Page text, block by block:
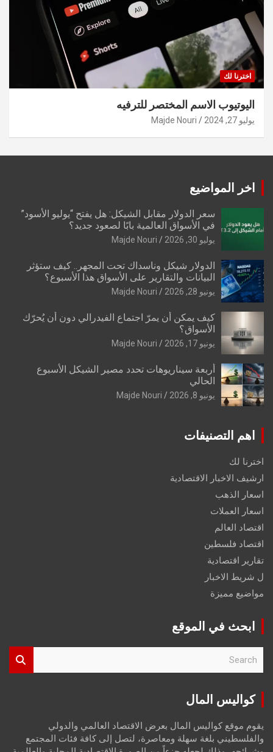
اخترنا لك
اليوتيوب الاسم المختصر للترفيه
يوليو 27, 2024 Majde Nouri
اخر المواضيع
سعر الدولار مقابل الشيكل: هل يفتح “يوليو الأسود”
في الأسواق العالمية بابًا لصعود جديد؟
يوليو 30, 2026 Majde Nouri
الدولار شيكل وناسداك تحت المجهر.. كيف ستؤثر
البيانات والتقارير على الأسواق هذا الأسبوع؟
يونيو 28, 2026 Majde Nouri
كيف يمكن أن يمرّ اجتماع الفيدرالي دون أن يُحرّك
الأسواق؟
يونيو 17, 2026 Majde Nouri
أربعة سيناريوهات تحدد مصير الشيكل الأسبوع
الحالي
يونيو 8, 2026 Majde Nouri
اهم التصنيفات
اخترنا لك
ارشيف الاخبار الاقتصادية
اسعار الذهب
اسعار العملات
اقتصاد العالم
اقتصاد فلسطين
تقارير اقتصادية
ل شريط الاخبار
مواضيع مميزة
ابحث في الموقع
r
كواليس المال
يقوم موقع كواليس المال بعرض الاقتصاد العالمي والدولي
والفلسطيني بلغة سهلة ومعاصرة، لتصل إلى كافة فئات المجتمع